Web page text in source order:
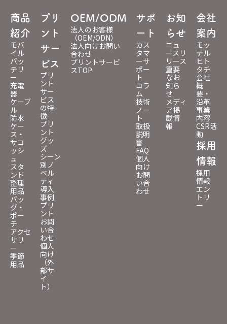
商品
紹介
モバ
イル
バッ
テリ
ー
充電
器
ケーブ
ル
防水
ケー
ス・
サコ
ッシ
ュ
スタ
ンド
整理
用品
バッ
グ・
ポー
チ
アクセ
サリ
ー
季節
用品
プリ
ント
サー
ビス
プリ
ント
サー
ビス
の特
徴
プリ
ント
グッ
ズ
シーン
別ノ
ベル
ティ
導入
事例
プリ
ント
お問
い合
わせ
個人
向け
（外
部サ
イ
ト）
OEM/ODM
法人のお客様
（OEM/ODN）
法人向けお問い
合わせ
プリントサービ
スTOP
サポ
ート
カス
タマ
ーサ
ポー
ト
コラ
ム
技術
ノー
ト
取扱
説明
書
FAQ
個人
向け
お問
い合
わせ
お知
らせ
ニュ
ースリ
リース
重要
なお
知ら
せ
メディ
ア掲
載情
報
会社
案内
モッ
テル
ヒト
タチ
会社
概
要・
沿革
事業
内容
CSR活
動
採用
情報
採用
情報
エン
トリ
ー